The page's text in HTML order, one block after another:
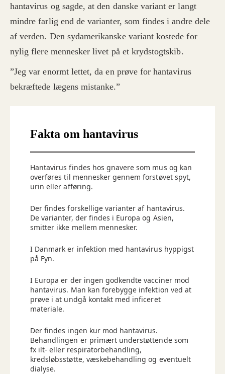
hantavirus og sagde, at den danske variant er langt
mindre farlig end de varianter, som findes i andre dele
af verden. Den sydamerikanske variant kostede for
nylig flere mennesker livet på et krydstogtskib.
”Jeg var enormt lettet, da en prøve for hantavirus
bekræftede lægens mistanke.”
Fakta om hantavirus
Hantavirus findes hos gnavere som mus og kan
overføres til mennesker gennem forstøvet spyt,
urin eller afføring.
Der findes forskellige varianter af hantavirus.
De varianter, der findes i Europa og Asien,
smitter ikke mellem mennesker.
I Danmark er infektion med hantavirus hyppigst
på Fyn.
I Europa er der ingen godkendte vacciner mod
hantavirus. Man kan forebygge infektion ved at
prøve i at undgå kontakt med inficeret
materiale.
Der findes ingen kur mod hantavirus.
Behandlingen er primært understøttende som
fx ilt- eller respiratorbehandling,
kredsløbsstøtte, væskebehandling og eventuelt
dialyse.